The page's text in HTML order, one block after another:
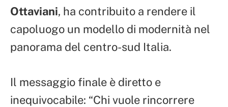
Ottaviani, ha contribuito a rendere il
capoluogo un modello di modernità nel
panorama del centro-sud Italia.
Il messaggio finale è diretto e
inequivocabile: “Chi vuole rincorrere